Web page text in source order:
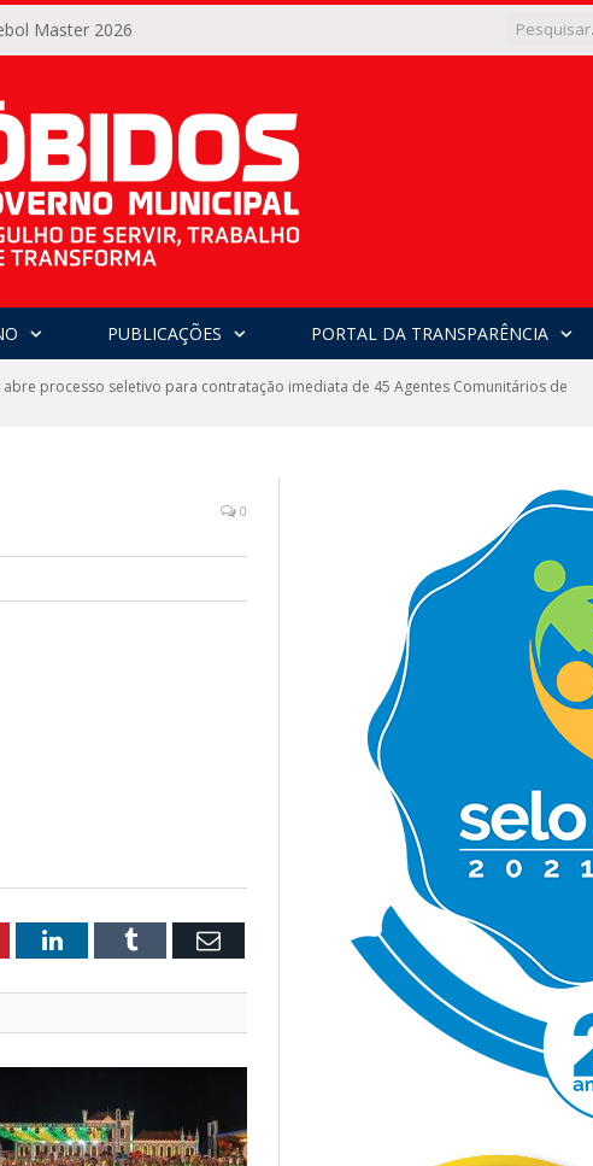
Master 2026
PUBLICAÇÕES PORTAL DA TRANSPARÊNCIA
processo seletivo para contratação imediata de 45 Agentes Comunitários de
0
LinkedInTumblr Email